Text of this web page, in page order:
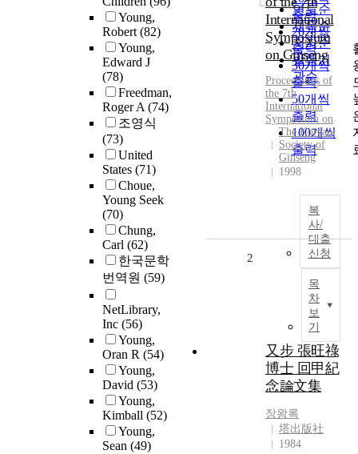
Young,
Robert(82)
Young,
Edward J
(78)
Freedman,
Roger A(74)
조영식
(73)
United
States (71)
Choue,
Young Seek
(70)
Chung,
Carl (62)
한국문학
번역원 (59)
NetLibrary,
Inc (56)
Young,
Oran R (54)
Young,
David (53)
Young,
Kimball (52)
Young,
Sean (49)
연도순
제목순
저자순
발행기
관순
출력
20개씩
출력
30개씩
출력
50개씩
출력
100개씩
출력
International
Symposium
on Ginseng
Proceedings of
the 7th
International
Symposium on
The Korean
Society of
Ginseng
1998
복
사/
대출
신청
목
차
보
기
2
又步 張旺祿
博士 回甲紀
念論文集
장왕록
塔出版社
1984